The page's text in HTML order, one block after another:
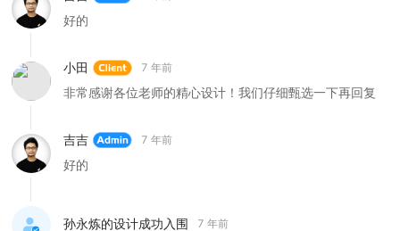
好的
小田 7 年前
非常感谢各位老师的精心设计！我们仔细甄选一下再回复
吉吉 7 年前
好的
孙永炼的设计成功入围 7 年前